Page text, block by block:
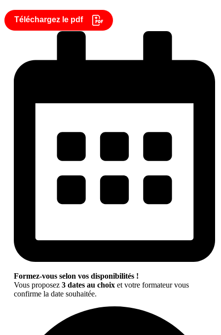
Téléchargez le pdf
Formez-vous selon vos disponibilités !
Vous proposez 3 dates au choix et votre formateur vous
confirme la date souhaitée.